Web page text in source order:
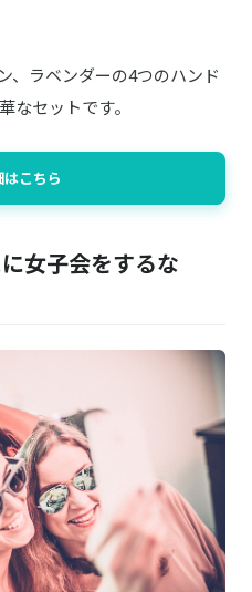
、ラベンダーの4つのハンド
なセットです。
こちら
女子会をするな